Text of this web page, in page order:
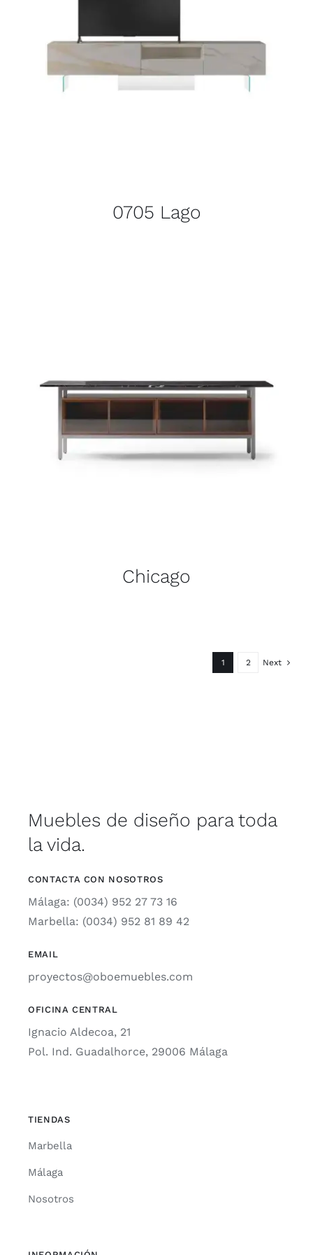
0705 Lago
Chicago
1 2 Next
Muebles de diseño para toda
la vida.
CONTACTA CON NOSOTROS
Málaga: (0034) 952 27 73 16
Marbella: (0034) 952 81 89 42
EMAIL
proyectos@oboemuebles.com
OFICINA CENTRAL
Ignacio Aldecoa, 21
Pol. Ind. Guadalhorce, 29006 Málaga
TIENDAS
Marbella
Málaga
Nosotros